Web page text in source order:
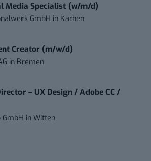
Media Specialist (w/m/d)
GmbH in Karben
Creator (m/w/d)
in Bremen
– UX Design / Adobe CC /
inWitten